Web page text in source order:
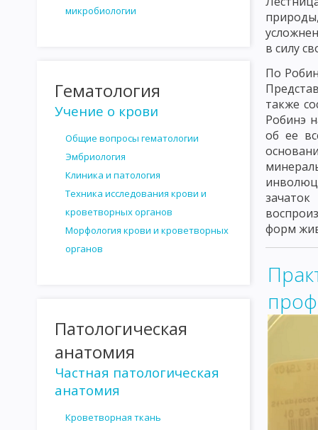
РОЛЬ МАКРООРГАНИЗМА В ИНФЕКЦИОННОМ ПРОЦЕССЕ
ФАКТОРЫ И МЕХАНИЗМЫ
АНТИГЕНЫ ЖИВОТНЫХ
ТЕОРИИ ИММУНИТЕТА ИСПОЛЬЗОВАНИЕ
РЕАКЦИЯ ПРЕЦИПИТАЦИИ
РЕАКЦИЯ НЕЙТРАЛИЗАЦИИ ВАКЦИНЫ И СЫВОРОТКИ.
АНАФИЛАКСИЯ АТОПИИ ПОВЫШЕННАЯ
СЫВОРОТОЧНАЯ БОЛЕЗНЬ МЕТОДЫ
ПНЕВМОКОККИ МЕНИНГОКОККИ ГОНОКОККИ
ШИГГЕЛЫ
ГЕМОГЛОБИНОФИЛЬНЫЕ БАКТЕРИИ ВОЗБУДИТЕЛЬ
ВОЗБУДИТЕЛИ БРУЦЕЛЛЕЗА
КЛОСТРИДИ ЭДЕМАТИЕНС КЛОСТРИДИИ СЕПТИКУМ
микробиологии
Гематология
Учение о крови
Общие вопросы гематологии
Эмбриология
Клиника и патология
Техника исследования крови и
кроветворных органов
Морфология крови и кроветворных
органов
Патологическая
анатомия
Частная патологическая
анатомия
Кроветворная ткань
в силу
По
также
Робинэ
об ее
форм